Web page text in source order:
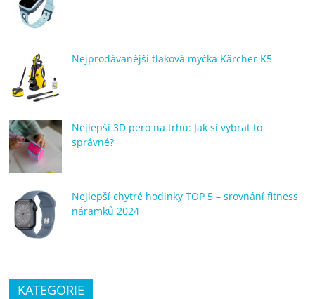
Nejprodávanější tlaková myčka Kärcher K5
Nejlepší 3D pero na trhu: Jak si vybrat to
správné?
Nejlepší chytré hodinky TOP 5 – srovnání fitness
náramků 2024
KATEGORIE